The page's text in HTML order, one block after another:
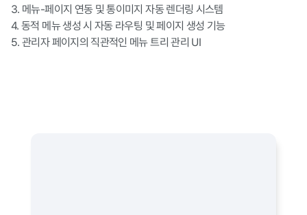
3. 메뉴-페이지 연동 및 통이미지 자동 렌더링 시스템
4. 동적 메뉴 생성 시 자동 라우팅 및 페이지 생성 기능
5. 관리자 페이지의 직관적인 메뉴 트리 관리 UI